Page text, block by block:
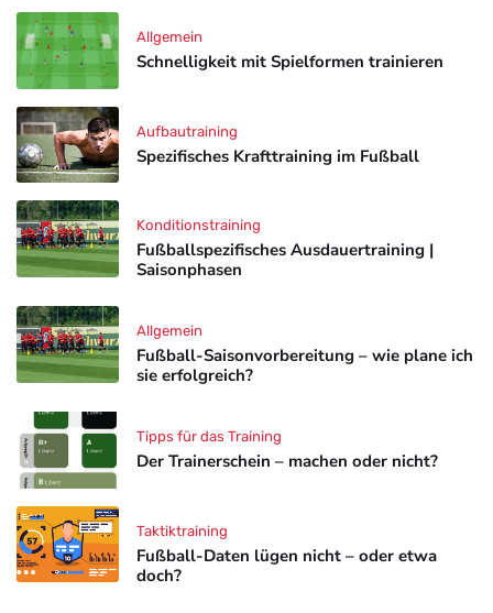
Schnelligkeit mit Spielformen trainieren
Allgemein
Spezifisches Krafttraining im Fußball
Aufbautraining
Fußballspezifisches Ausdauertraining |
Saisonphasen
Konditionstraining
Fußball-Saisonvorbereitung – wie plane ich
sie erfolgreich?
Allgemein
Der Trainerschein – machen oder nicht?
Tipps für das Training
Fußball-Daten lügen nicht – oder etwa
doch?
Taktiktraining